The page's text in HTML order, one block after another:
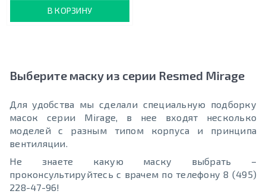
В КОРЗИНУ
Выберите маску из серии Resmed Mirage
Для удобства мы сделали специальную подборку
масок серии Mirage, в нее входят несколько
моделей с разным типом корпуса и принципа
вентиляции.
Не знаете какую маску выбрать –
проконсультируйтесь с врачем по телефону 8 (495)
228-47-96!